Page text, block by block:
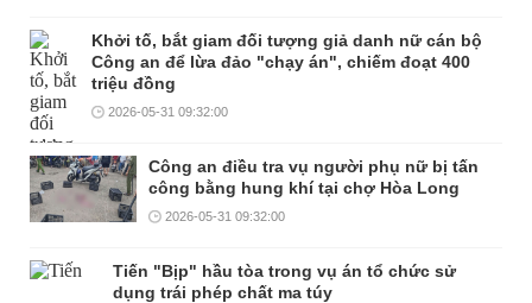
Khởi tố, bắt giam đối tượng giả danh nữ cán bộ
Công an để lừa đảo "chạy án", chiếm đoạt 400
triệu đồng
2026-05-31 09:32:00
Công an điều tra vụ người phụ nữ bị tấn
công bằng hung khí tại chợ Hòa Long
2026-05-31 09:32:00
Tiến "Bịp" hầu tòa trong vụ án tổ chức sử
dụng trái phép chất ma túy